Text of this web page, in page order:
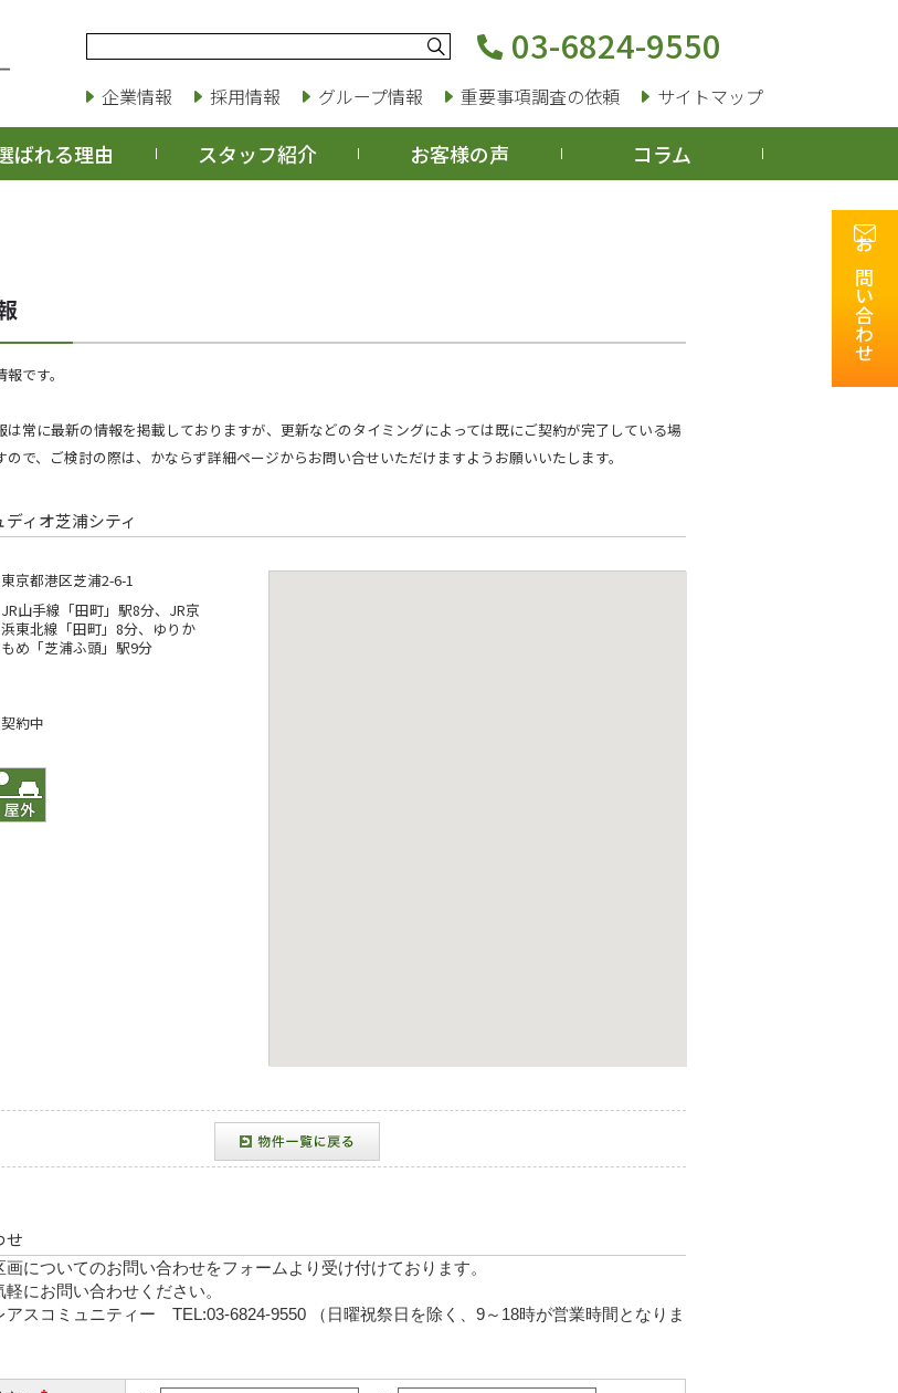
03-6824-9550
企業情報 採用情報 グループ情報 重要事項調査の依頼 サイトマップ
お問い合わせ
ばれる理由 スタッフ紹介 お客様の声 コラム
です。
は常に最新の情報を掲載しておりますが、更新などのタイミングによっては既にご契約が完了している場
ので、ご検討の際は、かならず詳細ページからお問い合せいただけますようお願いいたします。
ィオ芝浦シティ
東京都港区芝浦2-6-1
JR山手線「田町」駅8分、JR京
浜東北線「田町」8分、ゆりか
もめ「芝浦ふ頭」駅9分
契約中
せ